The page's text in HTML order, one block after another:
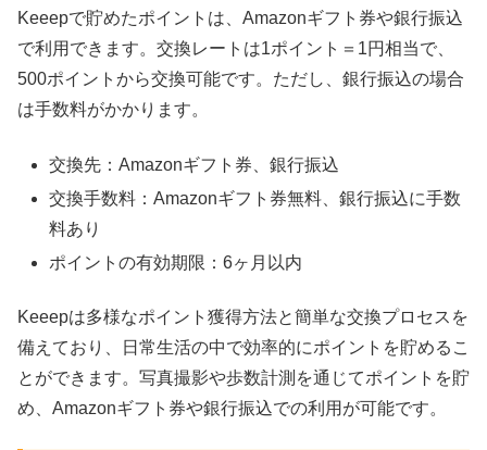
Keeepで貯めたポイントは、Amazonギフト券や銀行振込
で利用できます。交換レートは1ポイント＝1円相当で、
500ポイントから交換可能です。ただし、銀行振込の場合
は手数料がかかります。
交換先：Amazonギフト券、銀行振込
交換手数料：Amazonギフト券無料、銀行振込に手数
料あり
ポイントの有効期限：6ヶ月以内
Keeepは多様なポイント獲得方法と簡単な交換プロセスを
備えており、日常生活の中で効率的にポイントを貯めるこ
とができます。写真撮影や歩数計測を通じてポイントを貯
め、Amazonギフト券や銀行振込での利用が可能です。